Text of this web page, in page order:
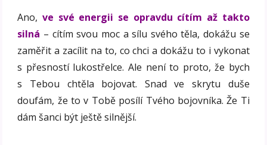
Ano,ve své energii se opravdu cítím až takto
silná – cítím svou moc a sílu svého těla, dokážu se
zaměřit a zacílit na to, co chci a dokážu to i vykonat
s přesností lukostřelce. Ale není to proto, že bych
s Tebou chtěla bojovat. Snad ve skrytu duše
doufám, že to v Tobě posílí Tvého bojovníka. Že Ti
dám šanci být ještě silnější.